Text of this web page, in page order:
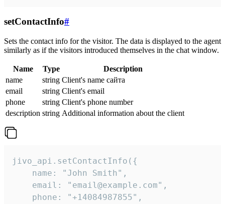
setContactInfo#
Sets the contact info for the visitor. The data is displayed to the agent
similarly as if the visitors introduced themselves in the chat window.
Name Type
Description
name
string Client's name сайта
email
string Client's email
phone
string Client's phone number
description string Additional information about the client
jivo_api.setContactInfo({
    name: "John Smith",
    email: "email@example.com",
    phone: "+14084987855",